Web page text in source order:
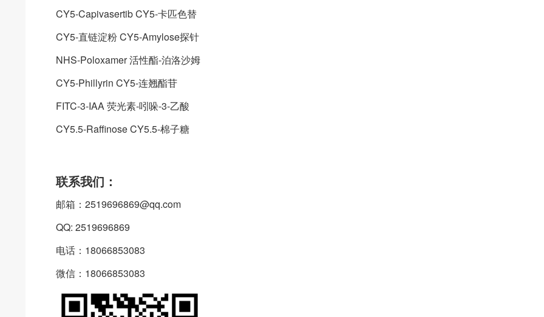
CY5-Capivasertib CY5-卡匹色替
CY5-直链淀粉 CY5-Amylose探针
NHS-Poloxamer 活性酯-泊洛沙姆
CY5-Phillyrin CY5-连翘酯苷
FITC-3-IAA 荧光素-吲哚-3-乙酸
CY5.5-Raffinose CY5.5-棉子糖
联系我们：
邮箱：2519696869@qq.com
QQ: 2519696869
电话：18066853083
微信：18066853083